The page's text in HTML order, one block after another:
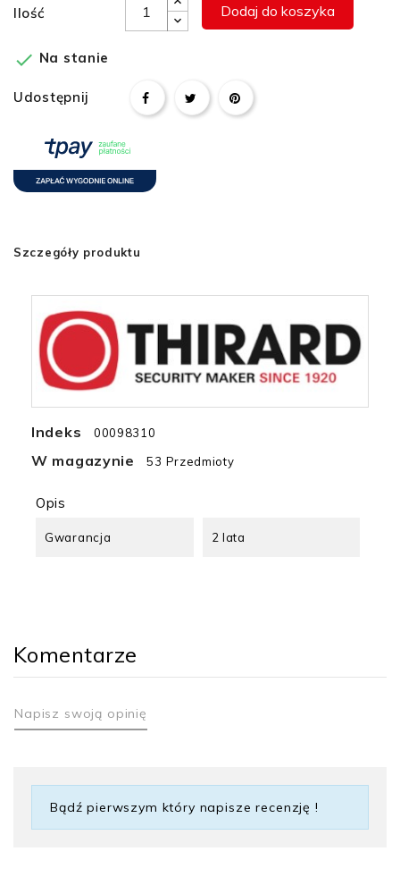
Ilość Dodaj do koszyka
 Na stanie
Udostępnij
Szczegóły produktu
Indeks 00098310
W magazynie 53 Przedmioty
Opis
Gwarancja 2 lata
Komentarze
Napisz swoją opinię
Bądź pierwszym który napisze recenzję !